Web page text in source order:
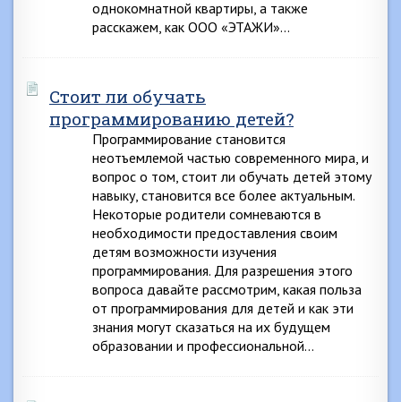
однокомнатной квартиры, а также
расскажем, как ООО «ЭТАЖИ»…
Стоит ли обучать
программированию детей?
Программирование становится
неотъемлемой частью современного мира, и
вопрос о том, стоит ли обучать детей этому
навыку, становится все более актуальным.
Некоторые родители сомневаются в
необходимости предоставления своим
детям возможности изучения
программирования. Для разрешения этого
вопроса давайте рассмотрим, какая польза
от программирования для детей и как эти
знания могут сказаться на их будущем
образовании и профессиональной…